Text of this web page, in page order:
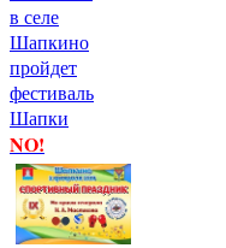
в селе
Шапкино
пройдет
фестиваль
Шапки
NO!